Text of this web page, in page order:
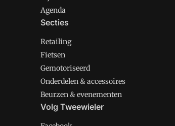
Agenda
Secties
Retailing
Fietsen
Gemotoriseerd
Onderdelen & accessoires
Beurzen & evenementen
Volg Tweewieler